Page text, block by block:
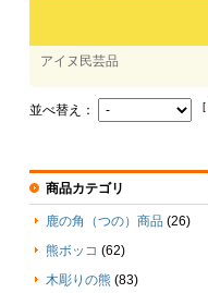
アイヌ民芸品
並べ替え： [
商品カテゴリ
鹿の角（つの）商品 (26)
熊ボッコ (62)
木彫りの熊 (83)